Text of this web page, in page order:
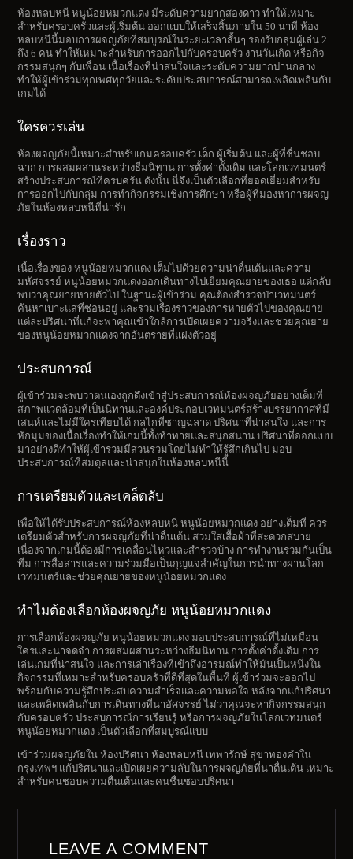
ห้องหลบหนี หนูน้อยหมวกแดง มีระดับความยากสองดาว ทำให้เหมาะ
สำหรับครอบครัวและผู้เริ่มต้น ออกแบบให้เสร็จสิ้นภายใน 50 นาที ห้อง
หลบหนีนี้มอบการผจญภัยที่สมบูรณ์ในระยะเวลาสั้นๆ รองรับกลุ่มผู้เล่น 2
ถึง 6 คน ทำให้เหมาะสำหรับการออกไปกับครอบครัว งานวันเกิด หรือกิจ
กรรมสนุกๆ กับเพื่อน เนื้อเรื่องที่น่าสนใจและระดับความยากปานกลาง
ทำให้ผู้เข้าร่วมทุกเพศทุกวัยและระดับประสบการณ์สามารถเพลิดเพลินกับ
เกมได้
ใครควรเล่น
ห้องผจญภัยนี้เหมาะสำหรับเกมครอบครัว เด็ก ผู้เริ่มต้น และผู้ที่ชื่นชอบ
ฉาก การผสมผสานระหว่างธีมนิทาน การตั้งค่าดั้งเดิม และโลกเวทมนตร์
สร้างประสบการณ์ที่ครบครัน ดังนั้น นี่จึงเป็นตัวเลือกที่ยอดเยี่ยมสำหรับ
การออกไปกับกลุ่ม การทำกิจกรรมเชิงการศึกษา หรือผู้ที่มองหาการผจญ
ภัยในห้องหลบหนีที่น่ารัก
เรื่องราว
เนื้อเรื่องของ หนูน้อยหมวกแดง เต็มไปด้วยความน่าตื่นเต้นและความ
มหัศจรรย์ หนูน้อยหมวกแดงออกเดินทางไปเยี่ยมคุณยายของเธอ แต่กลับ
พบว่าคุณยายหายตัวไป ในฐานะผู้เข้าร่วม คุณต้องสำรวจป่าเวทมนตร์
ค้นหาเบาะแสที่ซ่อนอยู่ และรวมเรื่องราวของการหายตัวไปของคุณยาย
แต่ละปริศนาที่แก้จะพาคุณเข้าใกล้การเปิดเผยความจริงและช่วยคุณยาย
ของหนูน้อยหมวกแดงจากอันตรายที่แฝงตัวอยู่
ประสบการณ์
ผู้เข้าร่วมจะพบว่าตนเองถูกดึงเข้าสู่ประสบการณ์ห้องผจญภัยอย่างเต็มที่
สภาพแวดล้อมที่เป็นนิทานและองค์ประกอบเวทมนตร์สร้างบรรยากาศที่มี
เสน่ห์และไม่มีใครเทียบได้ กลไกที่ชาญฉลาด ปริศนาที่น่าสนใจ และการ
หักมุมของเนื้อเรื่องทำให้เกมนี้ทั้งท้าทายและสนุกสนาน ปริศนาที่ออกแบบ
มาอย่างดีทำให้ผู้เข้าร่วมมีส่วนร่วมโดยไม่ทำให้รู้สึกเกินไป มอบ
ประสบการณ์ที่สมดุลและน่าสนุกในห้องหลบหนีนี้
การเตรียมตัวและเคล็ดลับ
เพื่อให้ได้รับประสบการณ์ห้องหลบหนี หนูน้อยหมวกแดง อย่างเต็มที่ ควร
เตรียมตัวสำหรับการผจญภัยที่น่าตื่นเต้น สวมใส่เสื้อผ้าที่สะดวกสบาย
เนื่องจากเกมนี้ต้องมีการเคลื่อนไหวและสำรวจบ้าง การทำงานร่วมกันเป็น
ทีม การสื่อสารและความร่วมมือเป็นกุญแจสำคัญในการนำทางผ่านโลก
เวทมนตร์และช่วยคุณยายของหนูน้อยหมวกแดง
ทำไมต้องเลือกห้องผจญภัย หนูน้อยหมวกแดง
การเลือกห้องผจญภัย หนูน้อยหมวกแดง มอบประสบการณ์ที่ไม่เหมือน
ใครและน่าจดจำ การผสมผสานระหว่างธีมนิทาน การตั้งค่าดั้งเดิม การ
เล่นเกมที่น่าสนใจ และการเล่าเรื่องที่เข้าถึงอารมณ์ทำให้มันเป็นหนึ่งใน
กิจกรรมที่เหมาะสำหรับครอบครัวที่ดีที่สุดในพื้นที่ ผู้เข้าร่วมจะออกไป
พร้อมกับความรู้สึกประสบความสำเร็จและความพอใจ หลังจากแก้ปริศนา
และเพลิดเพลินกับการเดินทางที่น่าอัศจรรย์ ไม่ว่าคุณจะหากิจกรรมสนุก
กับครอบครัว ประสบการณ์การเรียนรู้ หรือการผจญภัยในโลกเวทมนตร์
หนูน้อยหมวกแดง เป็นตัวเลือกที่สมบูรณ์แบบ
เข้าร่วมผจญภัยใน ห้องปริศนา ห้องหลบหนี เทพารักษ์ สุขาทองคำใน
กรุงเทพฯ แก้ปริศนาและเปิดเผยความลับในการผจญภัยที่น่าตื่นเต้น เหมาะ
สำหรับคนชอบความตื่นเต้นและคนชื่นชอบปริศนา
LEAVE A COMMENT